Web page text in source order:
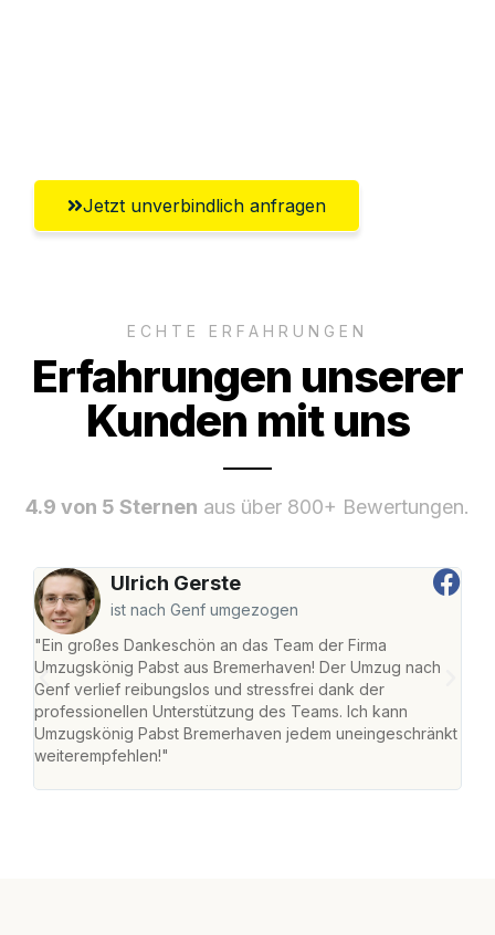
Jetzt unverbindlich anfragen
ECHTE ERFAHRUNGEN
Erfahrungen unserer
Kunden mit uns
4.9 von 5 Sternen aus über 800+ Bewertungen.
Ulrich Gerste
ist nach Genf umgezogen
"Ein großes Dankeschön an das Team der Firma
Umzugskönig Pabst aus Bremerhaven! Der Umzug nach
Genf verlief reibungslos und stressfrei dank der
professionellen Unterstützung des Teams. Ich kann
Umzugskönig Pabst Bremerhaven jedem uneingeschränkt
weiterempfehlen!"